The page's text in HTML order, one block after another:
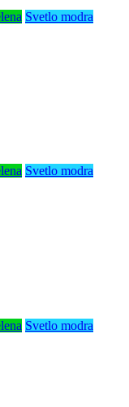
Svetlo modra
Svetlo modra
Svetlo modra